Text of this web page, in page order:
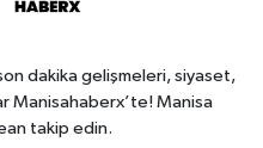
dakika gelişmeleri, siyaset,
Manisahaberx’te! Manisa
takip edin.